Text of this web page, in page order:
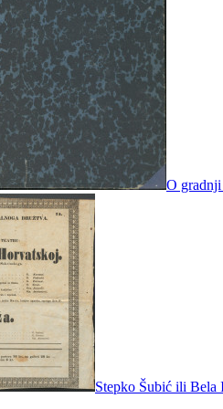
O gradnji
Stepko Šubić ili Bela